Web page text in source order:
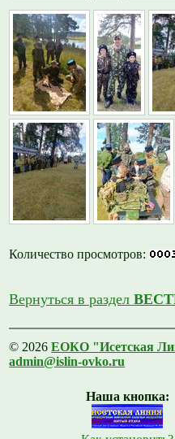
Количество просмотров:
Вернуться в раздел
© 2026ЕОКО "Исетская
admin@islin-ovko.ru
Наша кнопка: